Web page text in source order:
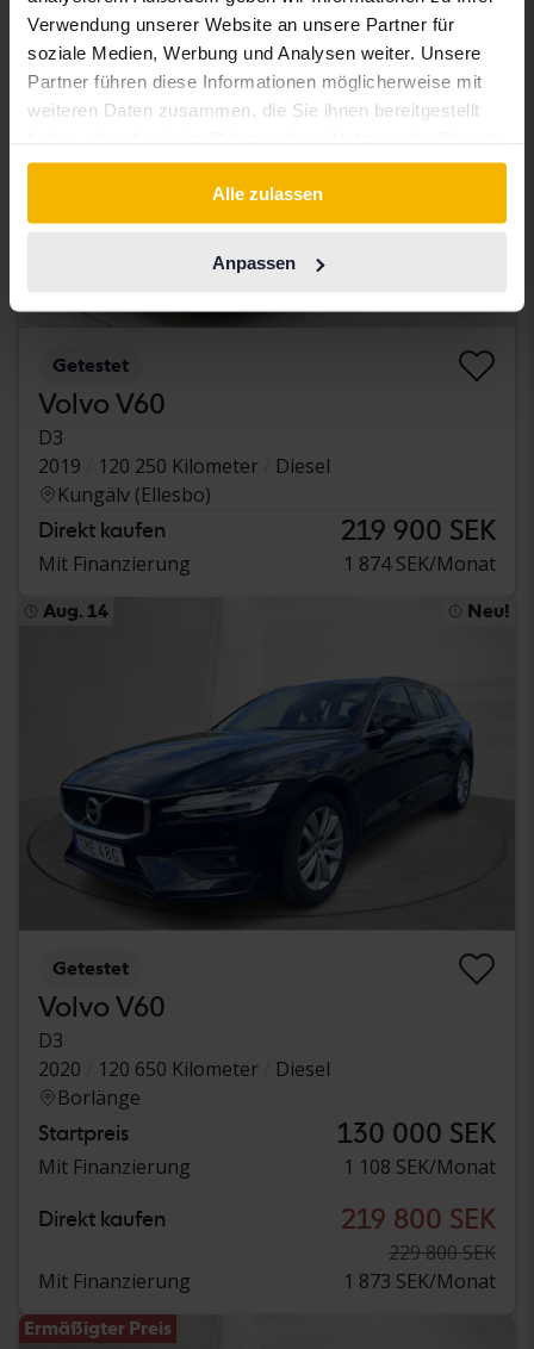
Verwendung unserer Website an unsere Partner für
soziale Medien, Werbung und Analysen weiter. Unsere
Partner führen diese Informationen möglicherweise mit
weiteren Daten zusammen, die Sie ihnen bereitgestellt
gesammelt haben.
Alle zulassen
Anpassen
Getestet
Volvo V60
D3
2019
120 250 Kilometer
Diesel
Kungälv (Ellesbo)
Direkt kaufen 219 900 SEK
Mit Finanzierung 1 874 SEK/Monat
Aug. 14 Neu!
Getestet
Volvo V60
D3
2020
120 650 Kilometer
Diesel
Borlänge
Startpreis 130 000 SEK
Mit Finanzierung 1 108 SEK/Monat
Direkt kaufen 219 800 SEK
229 800 SEK
Mit Finanzierung
1 873 SEK/Monat
Ermäßigter Preis